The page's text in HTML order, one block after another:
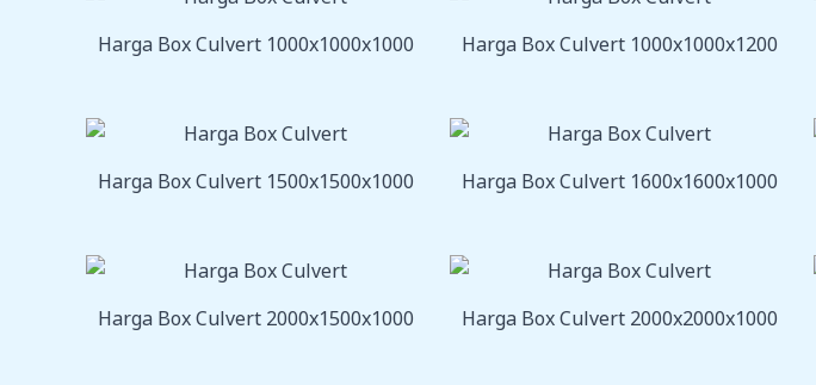
Harga Box Culvert 1000x1000x1000 Harga Box Culvert 1000x1000x1200
Harga Box Culvert 1500x1500x1000 Harga Box Culvert 1600x1600x1000
Harga Box Culvert 2000x1500x1000 Harga Box Culvert 2000x2000x1000